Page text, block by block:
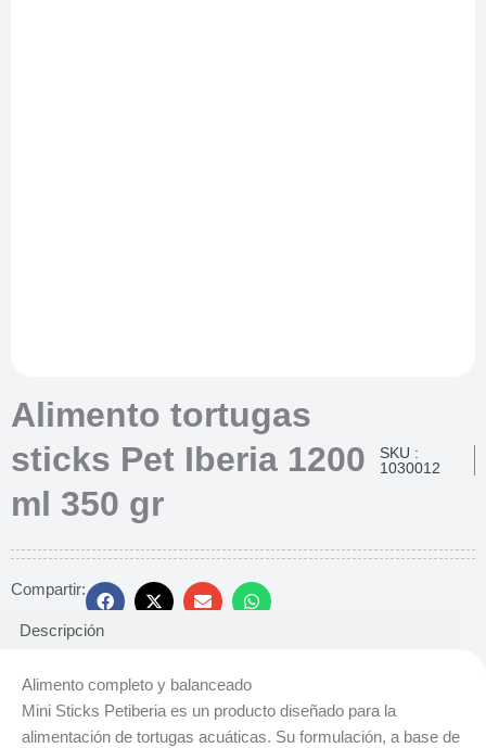
Alimento tortugas
sticks Pet Iberia 1200
ml 350 gr
SKU :
1030012
Compartir:
Descripción
Alimento completo y balanceado
Mini Sticks Petiberia es un producto diseñado para la
alimentación de tortugas acuáticas. Su formulación, a base de